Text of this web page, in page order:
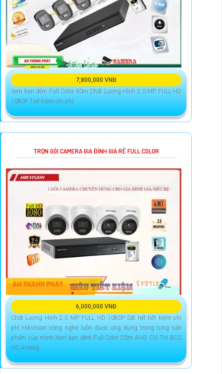
7,800,000 VNĐ
Xem ban đêm Full Color 40m Chất Lượng Hình 2.0 MP FULL HD
1080P Tiết kiệm chi phí
TRỌN GÓI CAMERA GIA ĐÌNH GIÁ RẺ FULL COLOR
6,000,000 VNĐ
Chất Lượng Hình 2.0 MP FULL HD 1080P Sắt nét tiết kiệm chi
phí Hikvision công nghệ luôn được ứng dụng trong từng sản
phẩm của mình Xem ban đêm Full Color 20m AHD CVI TVI BCS
HD Analog